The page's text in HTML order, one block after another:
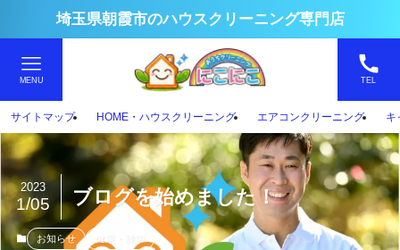
埼玉県朝霞市のハウスクリーニング専門店
TEL
MENU
サイトマップ HOME・ハウスクリーニング エアコンクリーニング キ
ブログを始めました！
2023
1/05
お知らせ